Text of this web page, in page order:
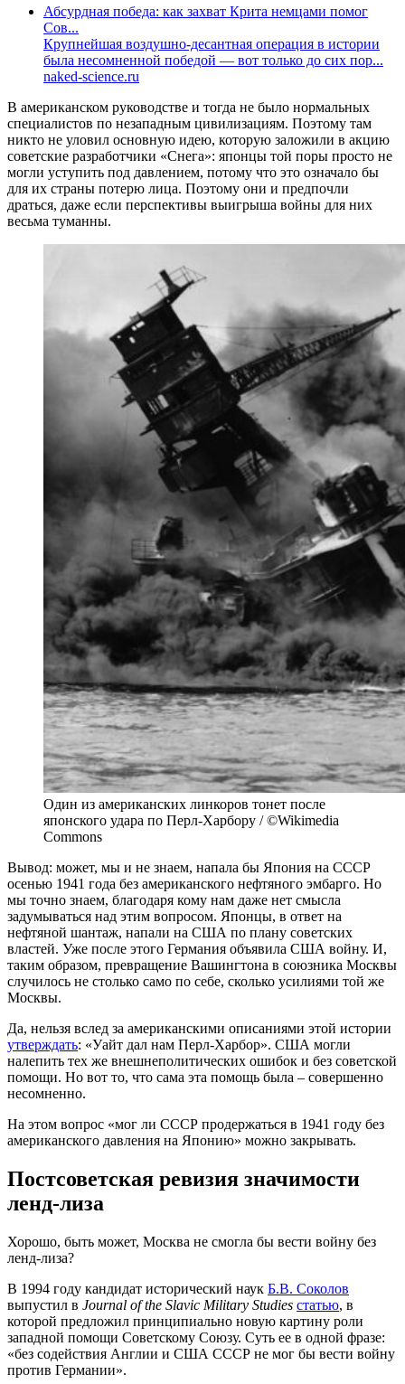
Абсурдная победа: как захват Крита немцами помог
Сов...
Крупнейшая воздушно-десантная операция в истории
была несомненной победой — вот только до сих пор...
naked-science.ru
В американском руководстве и тогда не было нормальных
специалистов по незападным цивилизациям. Поэтому там
никто не уловил основную идею, которую заложили в акцию
советские разработчики «Снега»: японцы той поры просто не
могли уступить под давлением, потому что это означало бы
для их страны потерю лица. Поэтому они и предпочли
драться, даже если перспективы выигрыша войны для них
весьма туманны.
Один из американских линкоров тонет после
японского удара по Перл-Харбору / ©Wikimedia
Commons
Вывод: может, мы и не знаем, напала бы Япония на СССР
осенью 1941 года без американского нефтяного эмбарго. Но
мы точно знаем, благодаря кому нам даже нет смысла
задумываться над этим вопросом. Японцы, в ответ на
нефтяной шантаж, напали на США по плану советских
властей. Уже после этого Германия объявила США войну. И,
таким образом, превращение Вашингтона в союзника Москвы
случилось не столько само по себе, сколько усилиями той же
Москвы.
Да, нельзя вслед за американскими описаниями этой истории
утверждать: «Уайт дал нам Перл-Харбор». США могли
налепить тех же внешнеполитических ошибок и без советской
помощи. Но вот то, что сама эта помощь была – совершенно
несомненно.
На этом вопрос «мог ли СССР продержаться в 1941 году без
американского давления на Японию» можно закрывать.
Постсоветская ревизия значимости
ленд-лиза
Хорошо, быть может, Москва не смогла бы вести войну без
ленд-лиза?
В 1994 году кандидат исторический наук Б.В. Соколов
выпустил в Journal of the Slavic Military Studies статью, в
которой предложил принципиально новую картину роли
западной помощи Советскому Союзу. Суть ее в одной фразе:
«без содействия Англии и США СССР не мог бы вести войну
против Германии».